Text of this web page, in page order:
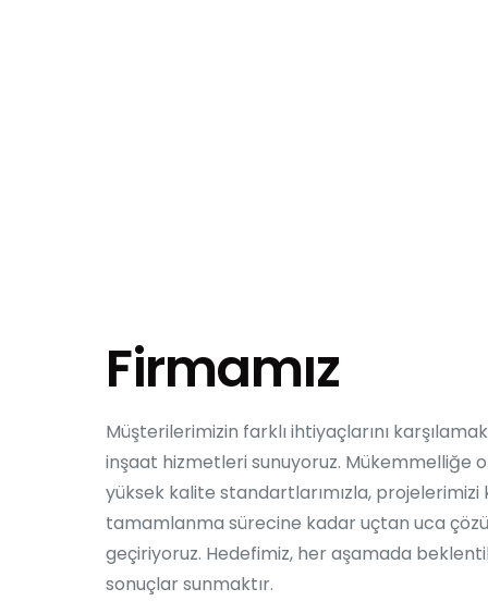
Firmamız
Müşterilerimizin farklı ihtiyaçlarını
inşaat hizmetleri sunuyoruz. Mükemmelliğe
yüksek kalite standartlarımızla, projelerimizi
tamamlanma sürecine kadar uçtan uca
geçiriyoruz. Hedefimiz, her aşamada
sonuçlar sunmaktır.